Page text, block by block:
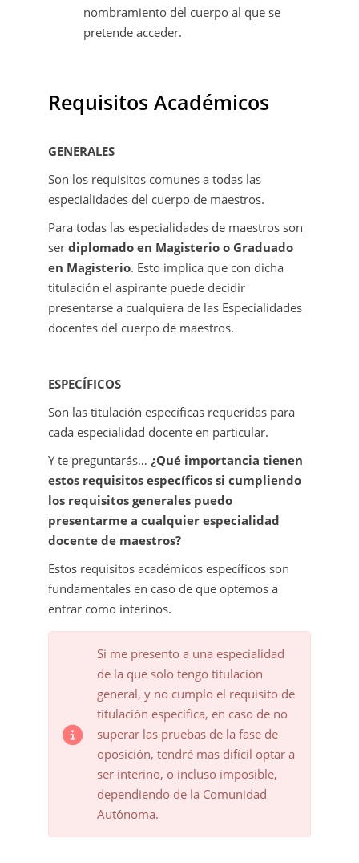
nombramiento del cuerpo al que se
pretende acceder.
Requisitos Académicos
GENERALES
Son los requisitos comunes a todas las
especialidades del cuerpo de maestros.
Para todas las especialidades de maestros son
ser diplomado en Magisterio o Graduado
en Magisterio. Esto implica que con dicha
titulación el aspirante puede decidir
presentarse a cualquiera de las Especialidades
docentes del cuerpo de maestros.
ESPECÍFICOS
Son las titulación específicas requeridas para
cada especialidad docente en particular.
Y te preguntarás… ¿Qué importancia tienen
estos requisitos específicos si cumpliendo
los requisitos generales puedo
presentarme a cualquier especialidad
docente de maestros?
Estos requisitos académicos específicos son
fundamentales en caso de que optemos a
entrar como interinos.
Si me presento a una especialidad
de la que solo tengo titulación
general, y no cumplo el requisito de
titulación específica, en caso de no
superar las pruebas de la fase de
oposición, tendré mas difícil optar a
ser interino, o incluso imposible,
dependiendo de la Comunidad
Autónoma.